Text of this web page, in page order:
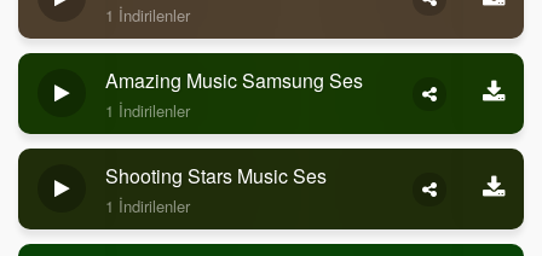
1 İndirilenler
Amazing Music Samsung Ses
1 İndirilenler
Shooting Stars Music Ses
1 İndirilenler